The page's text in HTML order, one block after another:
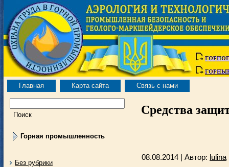
Главная Карта сайта Связь с нами
Горная промышленность
Без рубрики
Средства
08.08.2014 | Автор: lulina